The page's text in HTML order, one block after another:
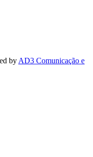
by AD3 Comunicação e